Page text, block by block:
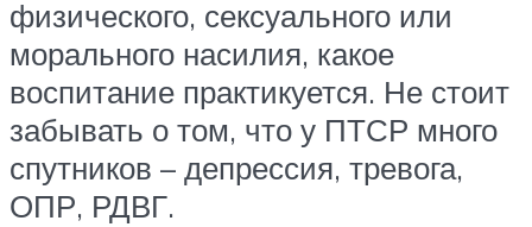
физического, сексуального или
морального насилия, какое
воспитание практикуется. Не стоит
забывать о том, что у ПТСР много
спутников – депрессия, тревога,
ОПР, РДВГ.